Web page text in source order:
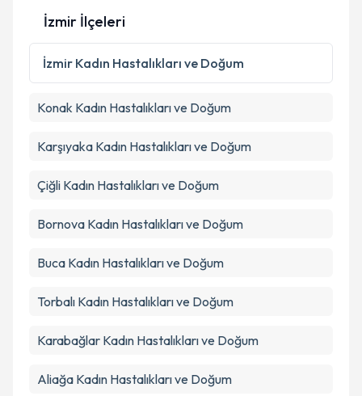
İzmir İlçeleri
İzmir Kadın Hastalıkları ve Doğum
Konak Kadın Hastalıkları ve Doğum
Karşıyaka Kadın Hastalıkları ve Doğum
Çiğli Kadın Hastalıkları ve Doğum
Bornova Kadın Hastalıkları ve Doğum
Buca Kadın Hastalıkları ve Doğum
Torbalı Kadın Hastalıkları ve Doğum
Karabağlar Kadın Hastalıkları ve Doğum
Aliağa Kadın Hastalıkları ve Doğum